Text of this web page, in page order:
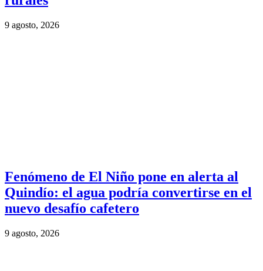
9 agosto, 2026
Fenómeno de El Niño pone en alerta al
Quindío: el agua podría convertirse en el
nuevo desafío cafetero
9 agosto, 2026